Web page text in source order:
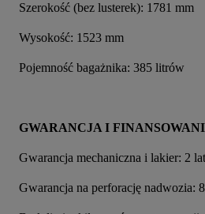
Szerokość (bez lusterek): 1781 mm
Wysokość: 1523 mm
Pojemność bagażnika: 385 litrów
GWARANCJA I
Gwarancja mechaniczna i lakier: 2
Gwarancja na perforację nadwozia: